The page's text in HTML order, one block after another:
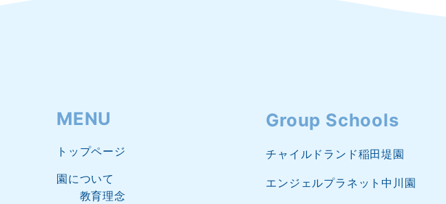
MENU
トップページ
園について
教育理念
Group Schools
チャイルドランド稲田堤園
エンジェルプラネット中川園